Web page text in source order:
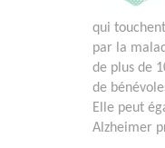
qui
par la
de plus de
de
Elle peut
Alzheimer